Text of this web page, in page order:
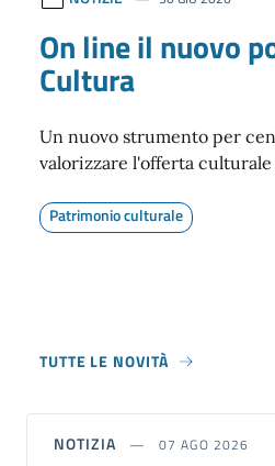
On line il nuovo
Cultura
Un nuovo strumento per
valorizzare l'offerta
Patrimonio culturale
TUTTE LE NOVITÀ
NOTIZIA 07 AGO 2026